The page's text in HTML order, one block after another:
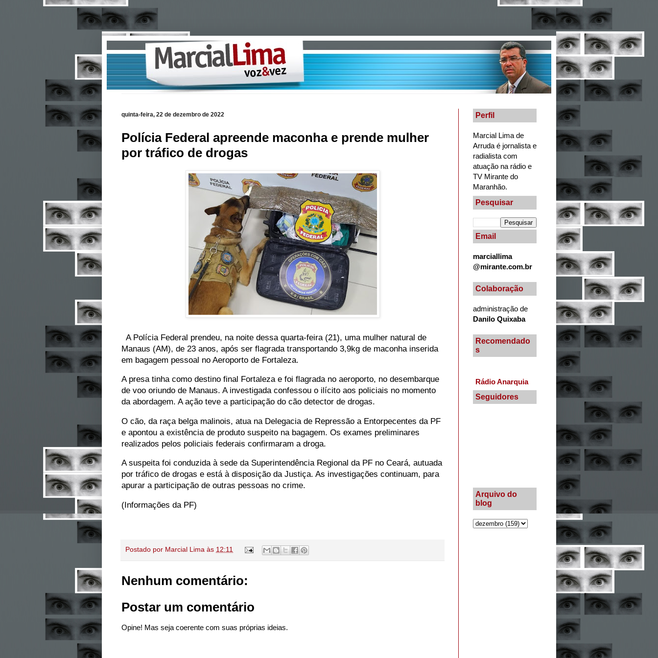
quinta-feira, 22 de dezembro de 2022
Polícia Federal apreende maconha e prende mulher
por tráfico de drogas
A Polícia Federal prendeu, na noite dessa quarta-feira (21), uma mulher natural de
Manaus (AM), de 23 anos, após ser flagrada transportando 3,9kg de maconha inserida
em bagagem pessoal no Aeroporto de Fortaleza.
A presa tinha como destino final Fortaleza e foi flagrada no aeroporto, no desembarque
de voo oriundo de Manaus. A investigada confessou o ilícito aos policiais no momento
da abordagem. A ação teve a participação do cão detector de drogas.
O cão, da raça belga malinois, atua na Delegacia de Repressão a Entorpecentes da PF
e apontou a existência de produto suspeito na bagagem. Os exames preliminares
realizados pelos policiais federais confirmaram a droga.
A suspeita foi conduzida à sede da Superintendência Regional da PF no Ceará, autuada
por tráfico de drogas e está à disposição da Justiça. As investigações continuam, para
apurar a participação de outras pessoas no crime.
(Informações da PF)
Postado por Marcial Lima às 12:11
Nenhum comentário:
Postar um comentário
Opine! Mas seja coerente com suas próprias ideias.
Perfil
Marcial Lima de
Arruda é jornalista e
radialista com
atuação na rádio e
TV Mirante do
Maranhão.
Pesquisar
Email
marciallima
@mirante.com.br
Colaboração
administração de
Danilo Quixaba
Recomendado
s
Rádio Anarquia
Seguidores
Arquivo do
blog